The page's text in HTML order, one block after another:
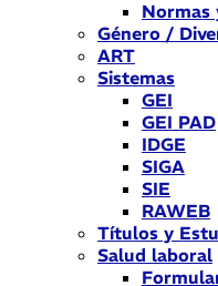
Normas
Género /
ART
Sistemas
GEI
GEI PAD
IDGE
SIGA
SIE
RAWEB
Títulos y
Salud laboral